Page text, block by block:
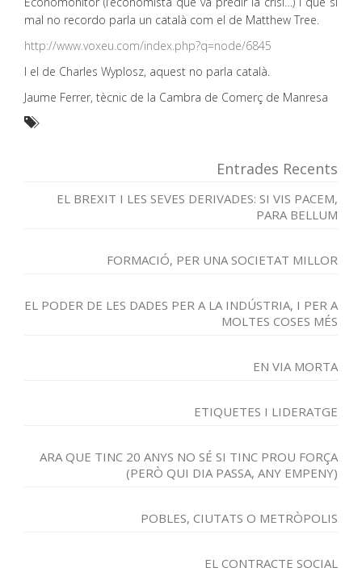
mal no recordo parla un català com el de Matthew Tree.
http://www.voxeu.com/index.php?q=node/6845
I el de Charles Wyplosz, aquest no parla català.
Jaume Ferrer, tècnic de la Cambra de Comerç de Manresa
Entrades Recents
EL BREXIT I LES SEVES DERIVADES: SI VIS PACEM,
PARA BELLUM
FORMACIÓ, PER UNA SOCIETAT MILLOR
EL PODER DE LES DADES PER A LA INDÚSTRIA, I PER A
MOLTES COSES MÉS
EN VIA MORTA
ETIQUETES I LIDERATGE
ARA QUE TINC 20 ANYS NO SÉ SI TINC PROU FORÇA
(PERÒ QUI DIA PASSA, ANY EMPENY)
POBLES, CIUTATS O METRÒPOLIS
EL CONTRACTE SOCIAL